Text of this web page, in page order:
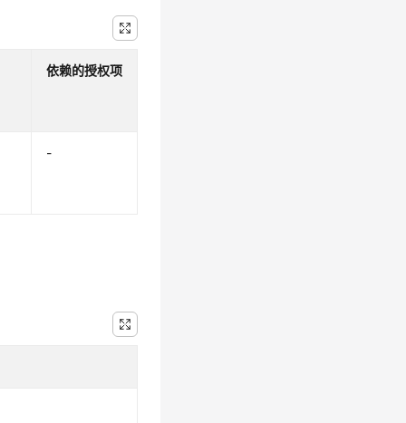
依赖的授权项
-